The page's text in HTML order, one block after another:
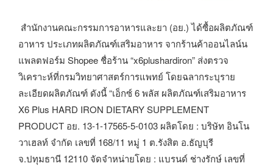
สำนักงานคณะกรรมการอาหารและยา (อย.) ได้ซื้อผลิตภัณฑ์
อาหาร ประเภทผลิตภัณฑ์เสริมอาหาร จากร้านค้าออนไลน์น
แพลตฟอร์ม Shopee ชื่อร้าน “x6plushardiron” ส่งตรวจ
วิเคราะห์ที่กรมวิทยาศาสตร์การแพทย์ โดยฉลากระบุราย
ละเอียดผลิตภัณฑ์ ดังนี้ “เอ็กซ์ 6 พลัส ผลิตภัณฑ์เสริมอาหาร
X6 Plus HARD IRON DIETARY SUPPLEMENT
PRODUCT อย. 13-1-17565-5-0103 ผลิตโดย : บริษัท อินโน
วาเฮลท์ จำกัด เลขที่ 168/11 หมู่ 1 ต.รังสิต อ.ธัญบุรี
จ.ปทุมธานี 12110 จัดจำหน่ายโดย : แบรนด์ ช่างรักษ์ เลขที่